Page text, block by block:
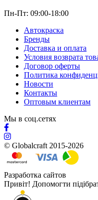
Пн-Пт: 09:00-18:00
Автокраска
Бренды
Доставка и оплата
Условия возврата
Договор оферты
Политика
Новости
Контакты
Оптовым клиентам
Мы в соц.сетях
© Globalcraft 2015-2026
Разработка сайтов
Привіт! Допомогти